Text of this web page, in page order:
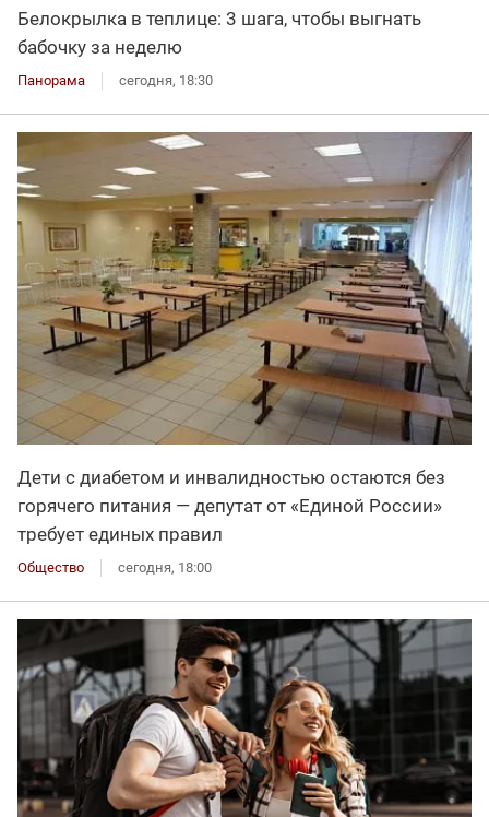
Белокрылка в теплице: 3 шага, чтобы выгнать
бабочку за неделю
Панорама сегодня, 18:30
Дети с диабетом и инвалидностью остаются без
горячего питания — депутат от «Единой России»
требует единых правил
Общество сегодня, 18:00